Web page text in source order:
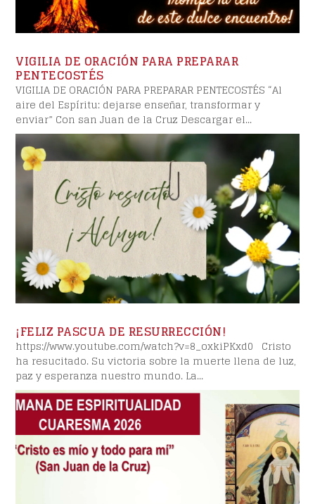
VIGILIA DE ORACIÓN PARA PREPARAR
PENTECOSTÉS
VIGILIA DE ORACIÓN PARA PREPARAR PENTECOSTÉS “Al
aire del Espíritu: dejarse enseñar, transformar y
enviar” Con san Juan de la Cruz Descargar el...
¡FELIZ PASCUA DE RESURRECCIÓN!
https://www.youtube.com/watch?v=8_oxkiPKxd0 Cristo
ha resucitado. Su victoria sobre la muerte llena de luz,
paz y esperanza nuestro mundo. La...